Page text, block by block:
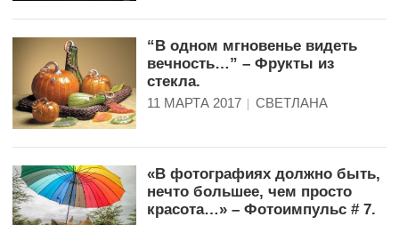
“В одном мгновенье видеть
вечность…” – Фрукты из
стекла.
11 МАРТА 2017 СВЕТЛАНА
«В фотографиях должно быть,
нечто большее, чем просто
красота…» – Фотоимпульс # 7.